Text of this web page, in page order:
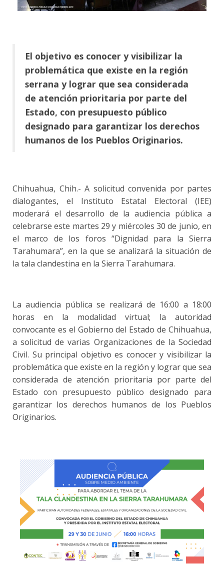
El objetivo es conocer y visibilizar la
problemática que existe en la región
serrana y lograr que sea considerada
de atención prioritaria por parte del
Estado, con presupuesto público
designado para garantizar los derechos
humanos de los Pueblos Originarios.
Chihuahua, Chih.- A solicitud convenida por partes
dialogantes, el Instituto Estatal Electoral (IEE)
moderará el desarrollo de la audiencia pública a
celebrarse este martes 29 y miércoles 30 de junio, en
el marco de los foros “Dignidad para la Sierra
Tarahumara”, en la que se analizará la situación de
la tala clandestina en la Sierra Tarahumara.
La audiencia pública se realizará de 16:00 a 18:00
horas en la modalidad virtual; la autoridad
convocante es el Gobierno del Estado de Chihuahua,
a solicitud de varias Organizaciones de la Sociedad
Civil. Su principal objetivo es conocer y visibilizar la
problemática que existe en la región y lograr que sea
considerada de atención prioritaria por parte del
Estado con presupuesto público designado para
garantizar los derechos humanos de los Pueblos
Originarios.